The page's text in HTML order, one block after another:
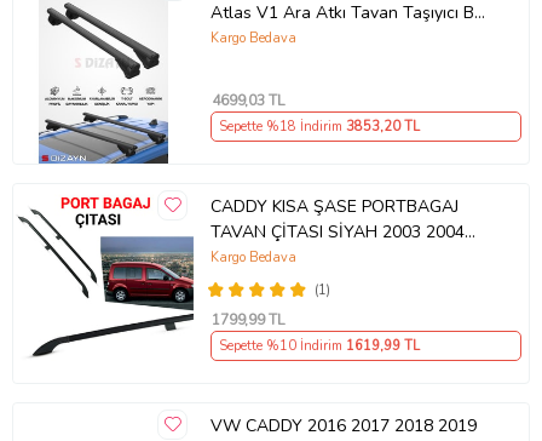
Atlas V1 Ara Atkı Tavan Taşıyıcı Barı
Siyah 120 Cm 1998-2005 A+ Kalite
Kargo Bedava
4699,03 TL
Sepette %18 İndirim 3853,20 TL
CADDY KISA ŞASE PORTBAGAJ
TAVAN ÇİTASI SİYAH 2003 2004
2005 2006 2007 2008 2009 2010
(1)
Kargo Bedava
1799,99 TL
Sepette %10 İndirim 1619,99 TL
VW CADDY 2016 2017 2018 2019